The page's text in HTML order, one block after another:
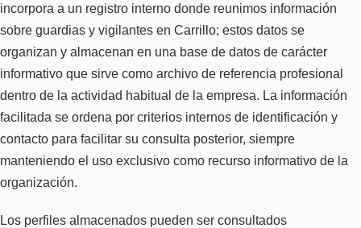
incorpora a un registro interno donde reunimos información
sobre guardias y vigilantes en Carrillo; estos datos se
organizan y almacenan en una base de datos de carácter
informativo que sirve como archivo de referencia profesional
dentro de la actividad habitual de la empresa. La información
facilitada se ordena por criterios internos de identificación y
contacto para facilitar su consulta posterior, siempre
manteniendo el uso exclusivo como recurso informativo de la
organización.
Los perfiles almacenados pueden ser consultados